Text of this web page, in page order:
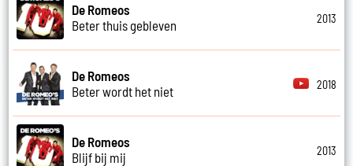
De Romeos
Beter thuis gebleven
2013
De Romeos
Beter wordt het niet
2018
De Romeos
Blijf bij mij
2013